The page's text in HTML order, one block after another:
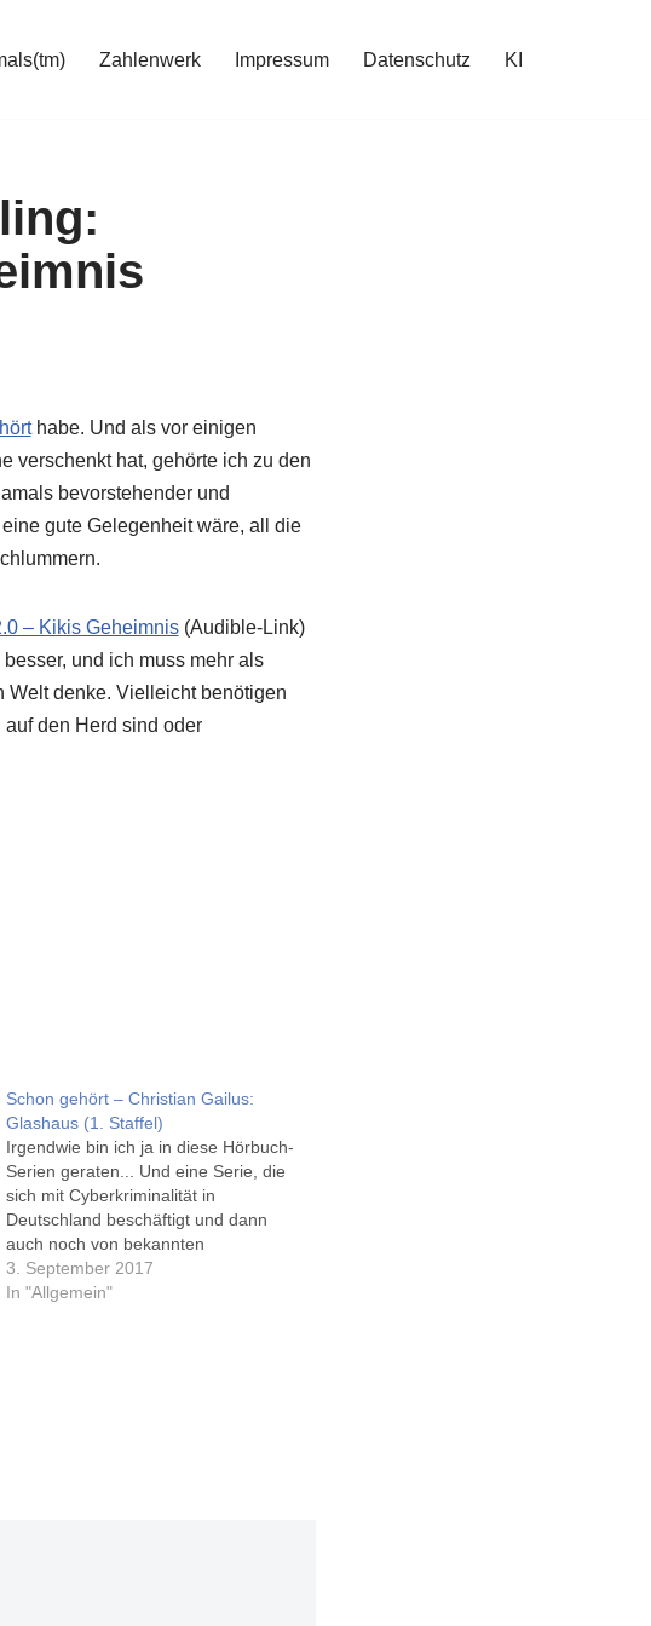
Zahlenwerk Impressum Datenschutz KI
habe. Und als vor einigen
verschenkt hat, gehörte ich zu den
bevorstehender und
gute Gelegenheit wäre, all die
– Kikis Geheimnis(Audible-Link)
und ich muss mehr als
denke. Vielleicht benötigen
den Herd sind oder
Schon gehört – Christian Gailus:
Glashaus (1. Staffel)
Irgendwie bin ich ja in diese Hörbuch-
Serien geraten... Und eine Serie, die
sich mit Cyberkriminalität in
Deutschland beschäftigt und dann
auch noch von bekannten
Schauspielern wie unter anderem
Dominic Raacke, Felicitas Woll
3. September 2017
In "Allgemein"